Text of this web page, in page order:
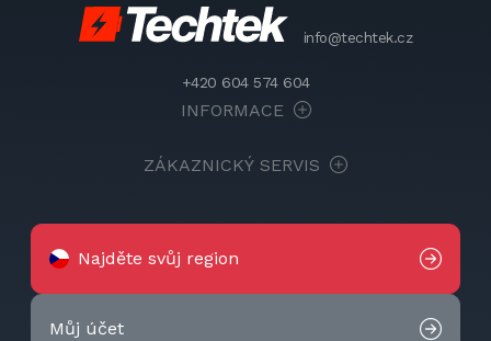
info@techtek.cz
+420 604 574 604
INFORMACE
ZÁKAZNICKÝ SERVIS
Najděte svůj region
Můj účet